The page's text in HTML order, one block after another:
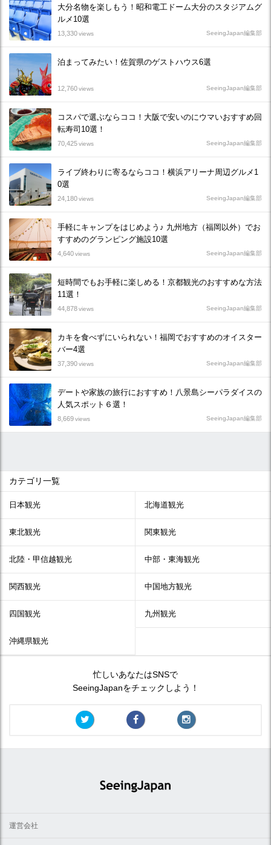
大分名物を楽しもう！昭和電工ドーム大分のスタジアムグ
ルメ10選
13,330views SeeingJapan編集部
泊まってみたい！佐賀県のゲストハウス6選
12,760views SeeingJapan編集部
コスパで選ぶならココ！大阪で安いのにウマいおすすめ回
転寿司10選！
70,425views SeeingJapan編集部
ライブ終わりに寄るならココ！横浜アリーナ周辺グルメ1
0選
24,180views SeeingJapan編集部
手軽にキャンプをはじめよう♪ 九州地方（福岡以外）でお
すすめのグランピング施設10選
4,640views SeeingJapan編集部
短時間でもお手軽に楽しめる！京都観光のおすすめな方法
11選！
44,878views SeeingJapan編集部
カキを食べずにいられない！福岡でおすすめのオイスター
バー4選
37,390views SeeingJapan編集部
デートや家族の旅行におすすめ！八景島シーパラダイスの
人気スポット６選！
8,669views SeeingJapan編集部
カテゴリ一覧
日本観光 北海道観光
東北観光 関東観光
北陸・甲信越観光 中部・東海観光
関西観光 中国地方観光
四国観光 九州観光
沖縄県観光
忙しいあなたはSNSで
SeeingJapanをチェックしよう！
運営会社